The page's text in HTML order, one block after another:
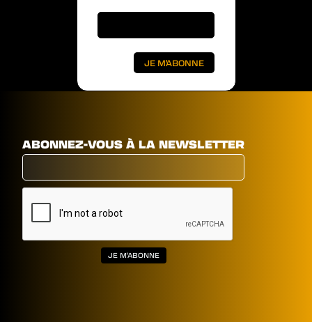
ABONNEZ-VOUS À LA NEWSLETTER